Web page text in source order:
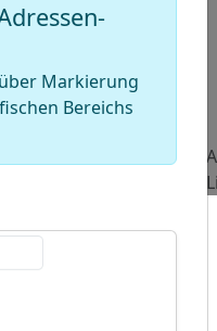
Markierung
Bereichs